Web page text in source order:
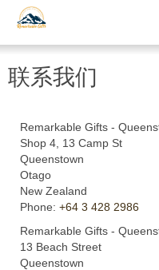
联系我们
Remarkable Gifts -
Shop 4, 13 Camp St
Queenstown
Otago
New Zealand
Phone: +64 3 428 2986
Remarkable Gifts -
13 Beach Street
Queenstown